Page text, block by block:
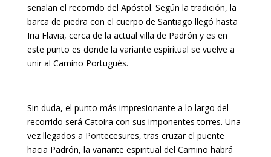
señalan el recorrido del Apóstol. Según la tradición, la
barca de piedra con el cuerpo de Santiago llegó hasta
Iria Flavia, cerca de la actual villa de Padrón y es en
este punto es donde la variante espiritual se vuelve a
unir al Camino Portugués.
Sin duda, el punto más impresionante a lo largo del
recorrido será Catoira con sus imponentes torres. Una
vez llegados a Pontecesures, tras cruzar el puente
hacia Padrón, la variante espiritual del Camino habrá